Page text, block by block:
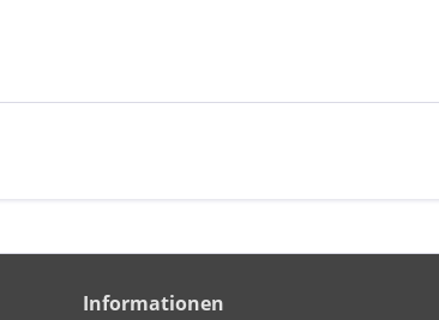
Informationen